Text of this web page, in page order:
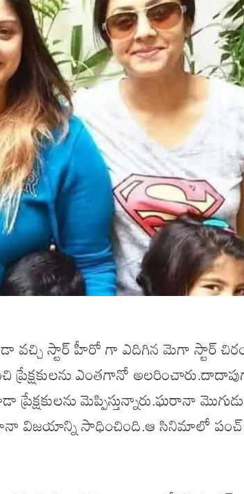
వచ్చి స్టార్ హీరో గా ఎదిగిన మెగా స్టార్
ప్రేక్షకులను ఎంతగానో
మెప్పిస్తున్నారు.ఘరానా మొగుడు
ఘానా విజయాన్ని సాధించింది.ఆ సినిమాలో పంచ్